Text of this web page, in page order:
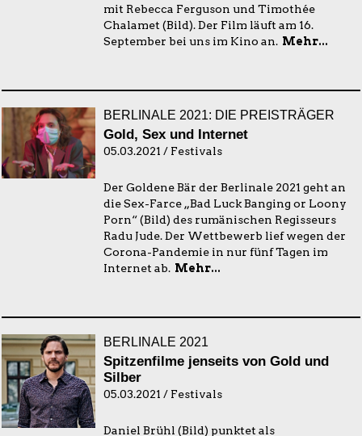
mit Rebecca Ferguson und Timothée
Chalamet (Bild). Der Film läuft am 16.
September bei uns im Kino an. Mehr...
BERLINALE 2021: DIE PREISTRÄGER
Gold, Sex und Internet
05.03.2021 / Festivals
Der Goldene Bär der Berlinale 2021 geht an
die Sex-Farce „Bad Luck Banging or Loony
Porn“ (Bild) des rumänischen Regisseurs
Radu Jude. Der Wettbewerb lief wegen der
Corona-Pandemie in nur fünf Tagen im
Internet ab. Mehr...
BERLINALE 2021
Spitzenfilme jenseits von Gold und
Silber
05.03.2021 / Festivals
Daniel Brühl (Bild) punktet als